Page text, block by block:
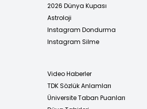
2026 Dünya Kupası
Astroloji
Instagram Dondurma
Instagram Silme
Video Haberler
TDK Sözlük Anlamları
Üniversite Taban Puanları